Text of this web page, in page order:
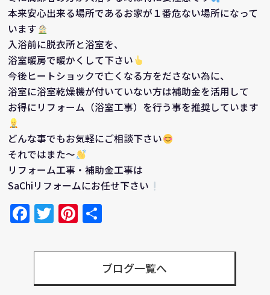
本来安心出来る場所であるお家が１番危ない場所になって
います
入浴前に脱衣所と浴室を、
浴室暖房で暖かくして下さい
今後ヒートショックで亡くなる方をださない為に、
浴室に浴室乾燥機が付いていない方は補助金を活用して
お得にリフォーム（浴室工事）を行う事を推奨しています
どんな事でもお気軽にご相談下さい
それではまた～
リフォーム工事・補助金工事は
SaChiリフォームにお任せ下さい
Facebook
TwitterPinterest
ブログ一覧へ